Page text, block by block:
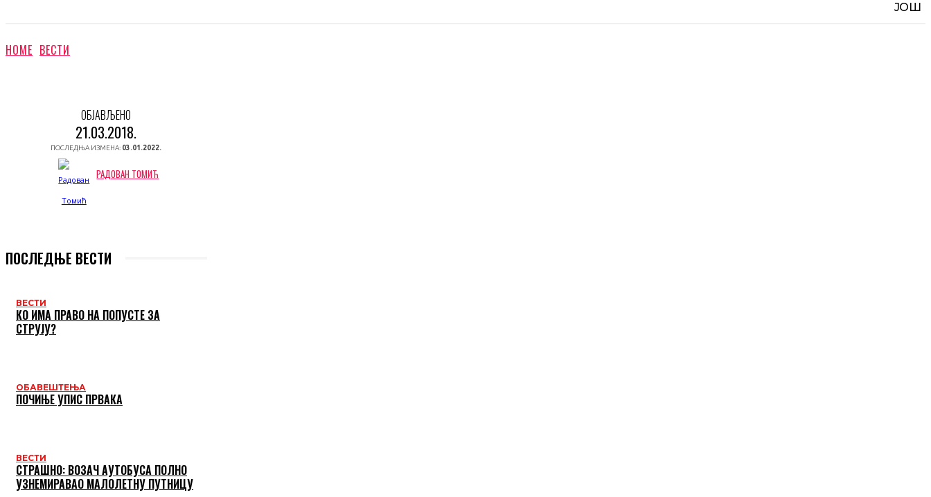
ЈОШ
HOME ВЕСТИ
ОБЈАВЉЕНО
21.03.2018.
ПОСЛЕДЊА ИЗМЕНА: 03.01.2022.
РАДОВАН ТОМИЋ
ПОСЛЕДЊЕ ВЕСТИ
ВЕСТИ
КО ИМА ПРАВО НА ПОПУСТЕ ЗА
СТРУЈУ?
ОБАВЕШТЕЊА
ПОЧИЊЕ УПИС ПРВАКА
ВЕСТИ
СТРАШНО: ВОЗАЧ АУТОБУСА ПОЛНО
УЗНЕМИРАВАО МАЛОЛЕТНУ ПУТНИЦУ